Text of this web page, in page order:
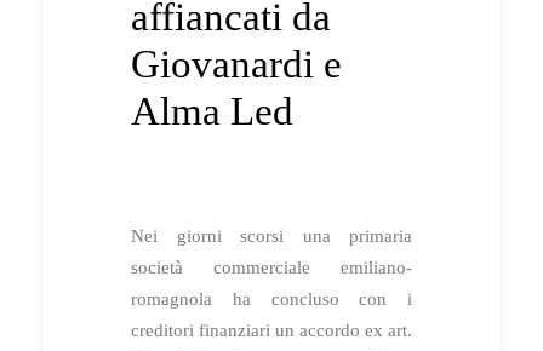
affiancati da
Giovanardi e
Alma Led
Nei giorni scorsi una primaria
società commerciale emiliano-
romagnola ha concluso con i
creditori finanziari un accordo ex art.